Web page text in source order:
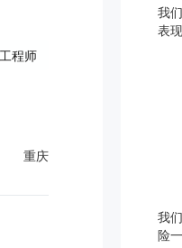
程师
重庆
我
表
我
险